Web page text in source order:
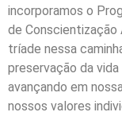
incorporamos o
de Conscientização
tríade nessa
preservação da
avançando em
nossos valores